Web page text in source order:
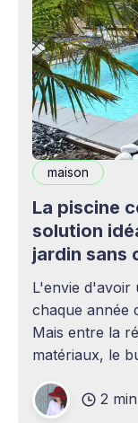
maison
La piscine
solution
jardin sans
L'envie d'avoir
chaque année
Mais entre la
matériaux, le
C'est
2